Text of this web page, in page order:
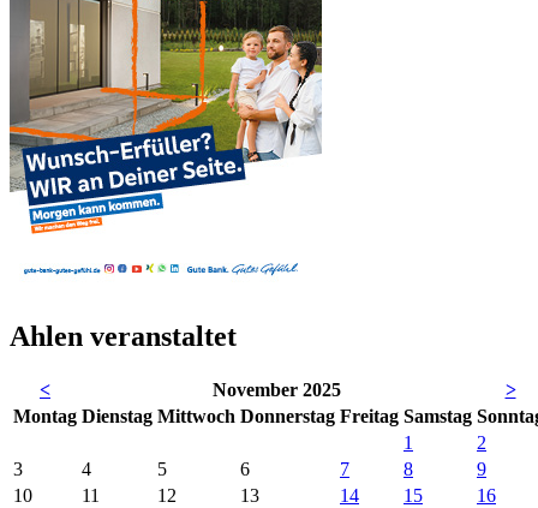
Ahlen veranstaltet
< November 2025
>
Montag Dienstag Mittwoch Donnerstag Freitag Samstag So
1
2
3
4 5 6 7 8
9
10
11 12 13 14 15
16